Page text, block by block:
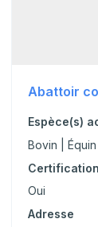
Abattoir
Espèce(s)
Bovin |
Oui
Adresse